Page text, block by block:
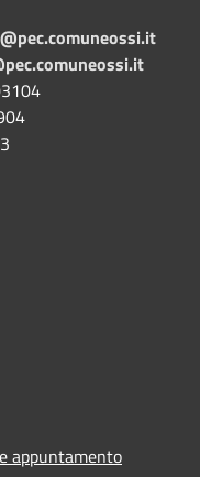
appuntamento